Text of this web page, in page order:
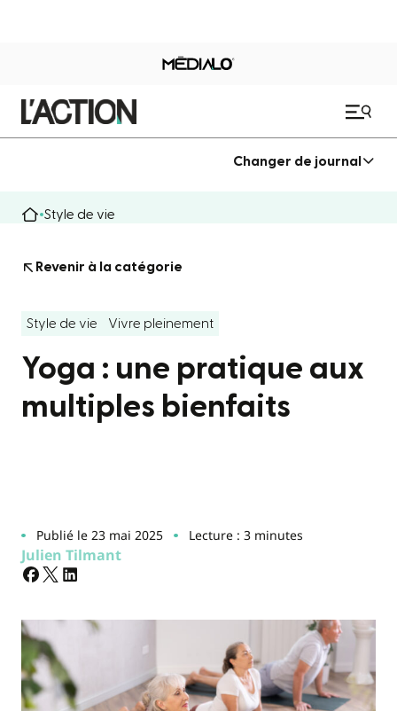
Changer de journal
Style de vie
Revenir à la catégorie
Style de vie Vivre pleinement
Yoga : une pratique aux
multiples bienfaits
Publié le 23 mai 2025 Lecture : 3 minutes
Julien Tilmant